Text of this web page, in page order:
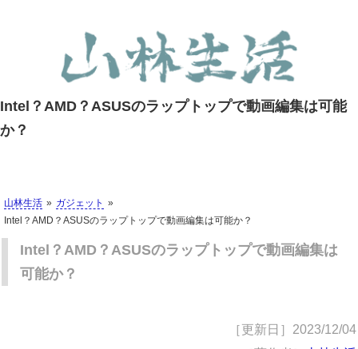
Intel？AMD？ASUSのラップトップで動画編集は可能
か？
山林生活
ガジェット
Intel？AMD？ASUSのラップトップで動画編集は可能か？
Intel？AMD？ASUSのラップトップで動画編集は
可能か？
［更新日］ 2023/12/04